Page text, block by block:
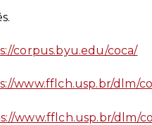
corpus.byu.edu/coca/
www.fflch.usp.br/dlm/
www.fflch.usp.br/dlm/